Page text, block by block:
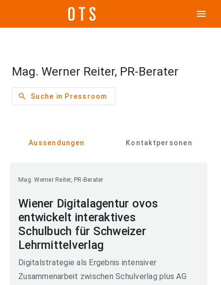
menu
Mag. Werner Reiter, PR-Berater
search Suche in Pressroom
Aussendungen Kontaktpersonen
Mag. Werner Reiter, PR-Berater
Wiener Digitalagentur ovos
entwickelt interaktives
Schulbuch für Schweizer
Lehrmittelverlag
Digitalstrategie als Ergebnis intensiver
Zusammenarbeit zwischen Schulverlag plus AG